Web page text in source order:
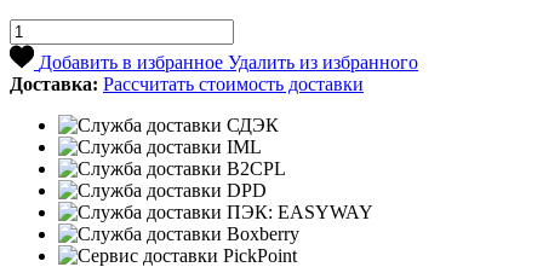
Добавить в избранное Удалить из избранного
Доставка: Рассчитать стоимость доставки